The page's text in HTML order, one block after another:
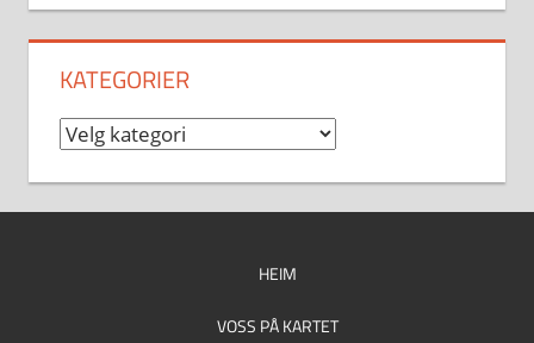
KATEGORIER
Kategorier
HEIM
VOSS PÅ KARTET